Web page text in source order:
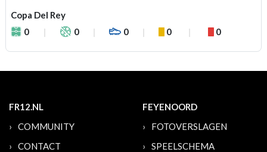
Copa Del Rey
0
0 0 0 0
FR12.NL
COMMUNITY
CONTACT
FEYENOORD
FOTOVERSLAGEN
SPEELSCHEMA